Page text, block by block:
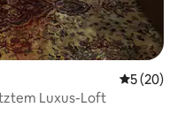
5 (20)
Luxus-Loft